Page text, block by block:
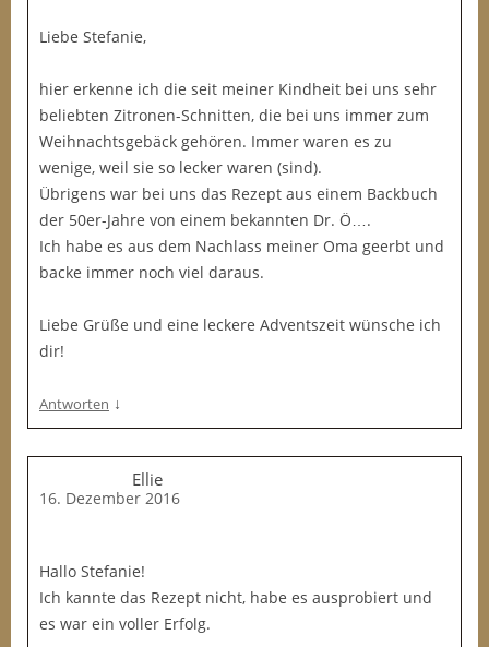
Liebe Stefanie,
hier erkenne ich die seit meiner Kindheit bei uns sehr
beliebten Zitronen-Schnitten, die bei uns immer zum
Weihnachtsgebäck gehören. Immer waren es zu
wenige, weil sie so lecker waren (sind).
Übrigens war bei uns das Rezept aus einem Backbuch
der 50er-Jahre von einem bekannten Dr. Ö….
Ich habe es aus dem Nachlass meiner Oma geerbt und
backe immer noch viel daraus.
Liebe Grüße und eine leckere Adventszeit wünsche ich
dir!
Antworten ↓
Ellie
16. Dezember 2016
Hallo Stefanie!
Ich kannte das Rezept nicht, habe es ausprobiert und
es war ein voller Erfolg.